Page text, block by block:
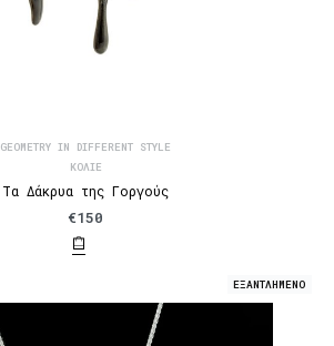
GEOMETRY IN DIFFERENT STYLE
ΚΟΛΙΈ
Τα Δάκρυα της Γοργούς
€150
ΕΞΑΝΤΛΗΜΕΝΟ